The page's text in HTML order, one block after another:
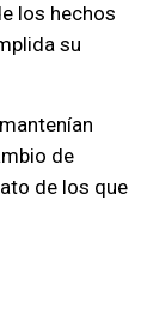
los hechos
su
de
de los que